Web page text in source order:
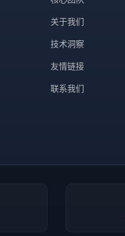
关于我们
技术洞察
友情链接
联系我们